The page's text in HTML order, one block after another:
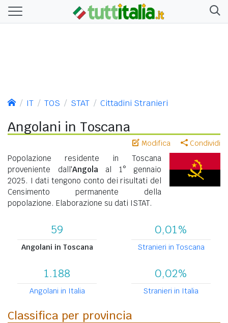
IT TOS STAT Cittadini Stranieri
Angolani in Toscana
Modifica Condividi
Popolazione residente in Toscana
proveniente dall'Angola al 1° gennaio
2025. I dati tengono conto dei risultati del
Censimento permanente della
popolazione. Elaborazione su dati ISTAT.
59
Angolani in Toscana
0,01%
Stranieri in Toscana
1.188
Angolani in Italia
0,02%
Stranieri in Italia
Classifica per provincia